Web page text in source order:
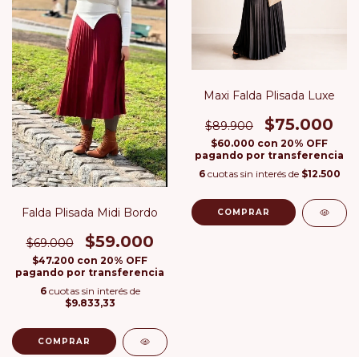
Falda Plisada Midi Bordo
$69.000 $59.000
$47.200 con 20% OFF
pagando por transferencia
6 cuotas sin interés de
$9.833,33
COMPRAR
Maxi Falda Plisada Luxe
$89.900 $75.000
$60.000 con 20% OFF
pagando por transferencia
6 cuotas sin interés de $12.500
COMPRAR